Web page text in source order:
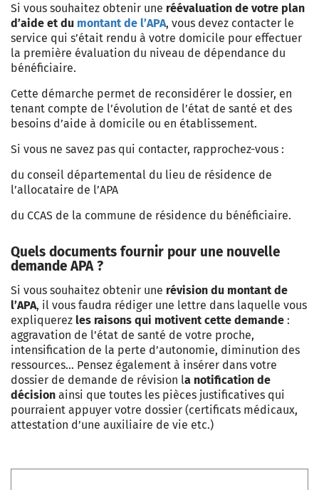
Si vous souhaitez obtenir une réévaluation de votre plan
d’aide et du montant de l’APA, vous devez contacter le
service qui s’était rendu à votre domicile pour effectuer
la première évaluation du niveau de dépendance du
bénéficiaire.
Cette démarche permet de reconsidérer le dossier, en
tenant compte de l’évolution de l’état de santé et des
besoins d’aide à domicile ou en établissement.
Si vous ne savez pas qui contacter, rapprochez-vous :
du conseil départemental du lieu de résidence de
l’allocataire de l’APA
du CCAS de la commune de résidence du bénéficiaire.
Quels documents fournir pour une nouvelle
demande APA ?
Si vous souhaitez obtenir une révision du montant de
l’APA, il vous faudra rédiger une lettre dans laquelle vous
expliquerez les raisons qui motivent cette demande :
aggravation de l’état de santé de votre proche,
intensification de la perte d’autonomie, diminution des
ressources… Pensez également à insérer dans votre
dossier de demande de révision la notification de
décision ainsi que toutes les pièces justificatives qui
pourraient appuyer votre dossier (certificats médicaux,
attestation d’une auxiliaire de vie etc.)